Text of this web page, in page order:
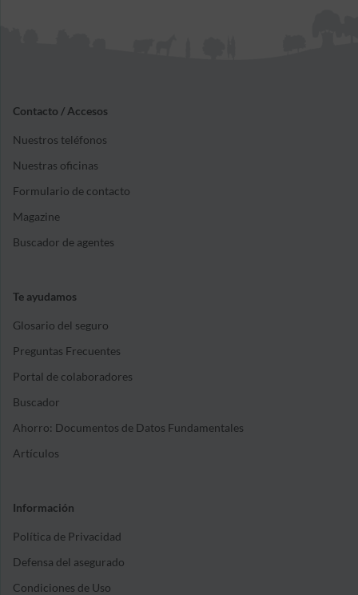
Contacto / Accesos
Nuestros teléfonos
Nuestras oficinas
Formulario de contacto
Magazine
Buscador de agentes
Te ayudamos
Glosario del seguro
Preguntas Frecuentes
Portal de colaboradores
Buscador
Ahorro: Documentos de Datos Fundamentales
Artículos
Información
Política de Privacidad
Defensa del asegurado
Condiciones de Uso